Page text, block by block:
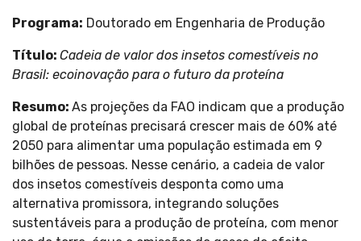
Programa: Doutorado em Engenharia de Produção
Título: Cadeia de valor dos insetos comestíveis no
Brasil: ecoinovação para o futuro da proteína
Resumo: As projeções da FAO indicam que a produção
global de proteínas precisará crescer mais de 60% até
2050 para alimentar uma população estimada em 9
bilhões de pessoas. Nesse cenário, a cadeia de valor
dos insetos comestíveis desponta como uma
alternativa promissora, integrando soluções
sustentáveis para a produção de proteína, com menor